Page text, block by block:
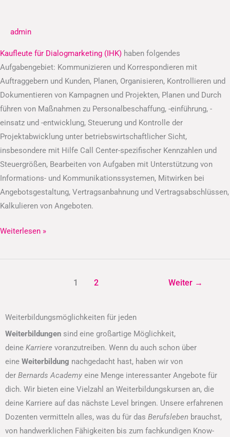
admin
Kaufleute für Dialogmarketing (IHK) haben folgendes
Aufgabengebiet: Kommunizieren und Korrespondieren mit
Auftraggebern und Kunden, Planen, Organisieren, Kontrollieren und
Dokumentieren von Kampagnen und Projekten, Planen und Durch
führen von Maßnahmen zu Personalbeschaffung, -einführung, -
einsatz und -entwicklung, Steuerung und Kontrolle der
Projektabwicklung unter betriebswirtschaftlicher Sicht,
insbesondere mit Hilfe Call Center-spezifischer Kennzahlen und
Steuergrößen, Bearbeiten von Aufgaben mit Unterstützung von
Informations- und Kommunikationssystemen, Mitwirken bei
Angebotsgestaltung, Vertragsanbahnung und Vertragsabschlüssen,
Kalkulieren von Angeboten.
(IHK)
Weiterlesen »
1 2 Weiter →
Weiterbildungsmöglichkeiten für jeden
Weiterbildungen sind eine großartige Möglichkeit,
deine Karriere voranzutreiben. Wenn du auch schon über
eine Weiterbildung nachgedacht hast, haben wir von
der Bernards Academy eine Menge interessanter Angebote für
dich. Wir bieten eine Vielzahl an Weiterbildungskursen an, die
deine Karriere auf das nächste Level bringen. Unsere erfahrenen
Dozenten vermitteln alles, was du für das Berufsleben brauchst,
von handwerklichen Fähigkeiten bis zum fachkundigen Know-